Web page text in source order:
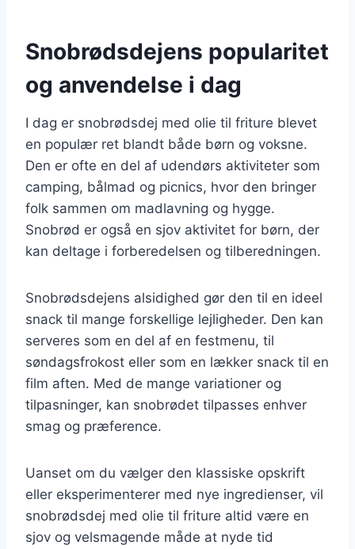
Snobrødsdejens popularitet
og anvendelse i dag
I dag er snobrødsdej med olie til friture blevet
en populær ret blandt både børn og voksne.
Den er ofte en del af udendørs aktiviteter som
camping, bålmad og picnics, hvor den bringer
folk sammen om madlavning og hygge.
Snobrød er også en sjov aktivitet for børn, der
kan deltage i forberedelsen og tilberedningen.
Snobrødsdejens alsidighed gør den til en ideel
snack til mange forskellige lejligheder. Den kan
serveres som en del af en festmenu, til
søndagsfrokost eller som en lækker snack til en
film aften. Med de mange variationer og
tilpasninger, kan snobrødet tilpasses enhver
smag og præference.
Uanset om du vælger den klassiske opskrift
eller eksperimenterer med nye ingredienser, vil
snobrødsdej med olie til friture altid være en
sjov og velsmagende måde at nyde tid